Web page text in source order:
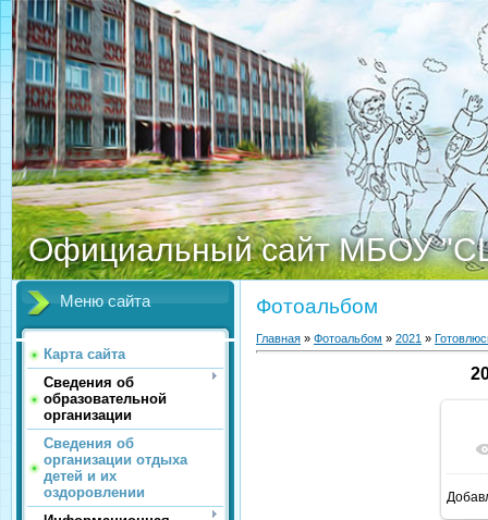
Официальный сайт МБОУ
Меню сайта
Карта сайта
Сведения об
образовательной
организации
Сведения об
организации отдыха
детей и их
оздоровлении
Фотоальбом
Главная » Фотоальбом » 2021 »